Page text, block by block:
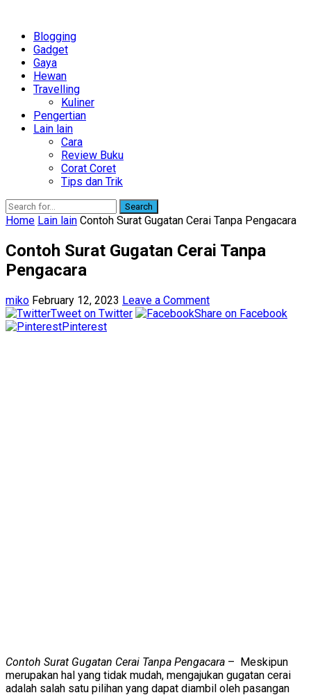
Blogging
Gadget
Gaya
Hewan
Travelling
Kuliner
Pengertian
Lain lain
Cara
Review Buku
Corat Coret
Tips dan Trik
Search
Home Lain lain Contoh Surat Gugatan Cerai Tanpa Pengacara
Contoh Surat Gugatan Cerai Tanpa
Pengacara
miko February 12, 2023 Leave a Comment
Tweet on Twitter
Share on Facebook
Pinterest
Contoh Surat Gugatan Cerai Tanpa Pengacara – Meskipun
merupakan hal yang tidak mudah, mengajukan gugatan cerai
adalah salah satu pilihan yang dapat diambil oleh pasangan